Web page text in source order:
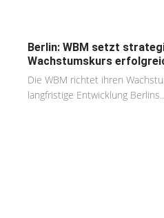
Berlin: WBM setzt
Wachstumskurs
Die WBM richtet ihren
langfristige Entwicklung